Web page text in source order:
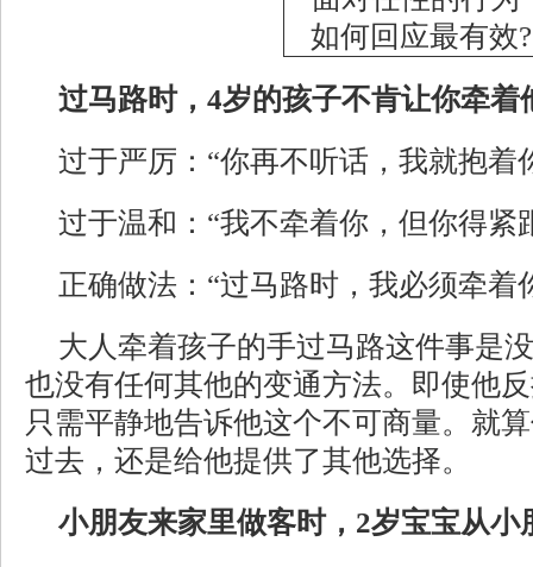
过马路时，4岁的孩子不肯让你牵着
过于严厉：“你再不听话，我就抱着
过于温和：“我不牵着你，但你得紧
正确做法：“过马路时，我必须牵着
大人牵着孩子的手过马路这件事是
也没有任何其他的变通方法。即使他
只需平静地告诉他这个不可商量。就
过去，还是给他提供了其他选择。
小朋友来家里做客时，2岁宝宝从小